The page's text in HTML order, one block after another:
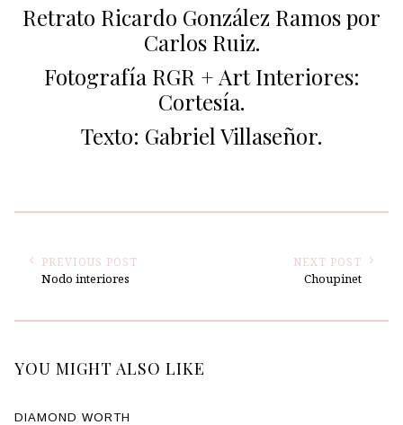
Retrato Ricardo González Ramos por
Carlos Ruiz.
Fotografía RGR + Art Interiores:
Cortesía.
Texto: Gabriel Villaseñor.
PREVIOUS POST
Nodo interiores
NEXT POST
Choupinet
YOU MIGHT ALSO LIKE
DIAMOND WORTH